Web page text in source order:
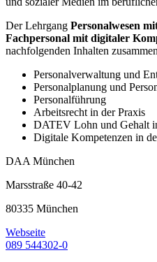
Der Lehrgang Personalwesen
Fachpersonal mit digitaler
nachfolgenden Inhalten
Personalverwaltung und
Personalplanung und
Personalführung
Arbeitsrecht in der Praxis
DATEV Lohn und Gehalt
Digitale Kompetenzen in
DAA München
Marsstraße 40-42
80335 München
Webseite
089 544302-0